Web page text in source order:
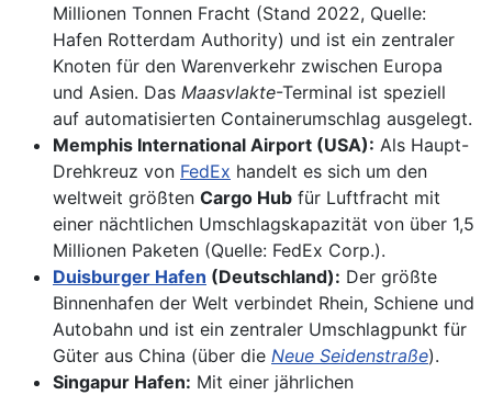
Millionen Tonnen Fracht (Stand 2022, Quelle:
Hafen Rotterdam Authority) und ist ein zentraler
Knoten für den Warenverkehr zwischen Europa
und Asien. Das Maasvlakte-Terminal ist speziell
auf automatisierten Containerumschlag ausgelegt.
Memphis International Airport (USA): Als Haupt-
Drehkreuz von FedEx handelt es sich um den
weltweit größten Cargo Hub für Luftfracht mit
einer nächtlichen Umschlagskapazität von über 1,5
Millionen Paketen (Quelle: FedEx Corp.).
Duisburger Hafen (Deutschland): Der größte
Binnenhafen der Welt verbindet Rhein, Schiene und
Autobahn und ist ein zentraler Umschlagpunkt für
Güter aus China (über die Neue Seidenstraße).
Singapur Hafen: Mit einer jährlichen